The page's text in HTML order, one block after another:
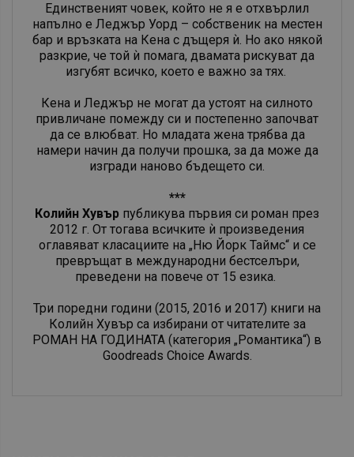
Единственият човек, който не я е отхвърлил
напълно е Леджър Уорд – собственик на местен
бар и връзката на Кена с дъщеря ѝ. Но ако някой
разкрие, че той ѝ помага, двамата рискуват да
изгубят всичко, което е важно за тях.
Кена и Леджър не могат да устоят на силното
привличане помежду си и постепенно започват
да се влюбват. Но младата жена трябва да
намери начин да получи прошка, за да може да
изгради наново бъдещето си.
***
Колийн Хувър публикува първия си роман през
2012 г. От тогава всичките ѝ произведения
оглавяват класациите на „Ню Йорк Таймс“ и се
превръщат в международни бестселъри,
преведени на повече от 15 езика.
Три поредни години (2015, 2016 и 2017) книги на
Колийн Хувър са избирани от читателите за
РОМАН НА ГОДИНАТА (категория „Романтика“) в
Goodreads Choice Awards.